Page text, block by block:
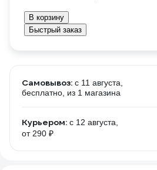
В корзину
Быстрый заказ
Самовывоз: c 11 августа,
бесплатно , из 1 магазина
Курьером: c 12 августа,
от 290 ₽